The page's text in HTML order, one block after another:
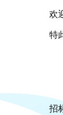
欢
特
招